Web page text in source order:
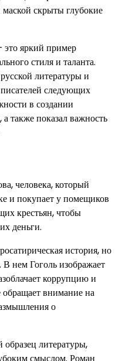
скрыты глубокие
это яркий пример
стиля и таланта.
литературы и
следующих
в создании
также показал важность
человека, который
и покупает у помещиков
крестьян, чтобы
деньги.
история, но
В нем Гоголь изображает
коррупцию и
обращает внимание на
о
литературы,